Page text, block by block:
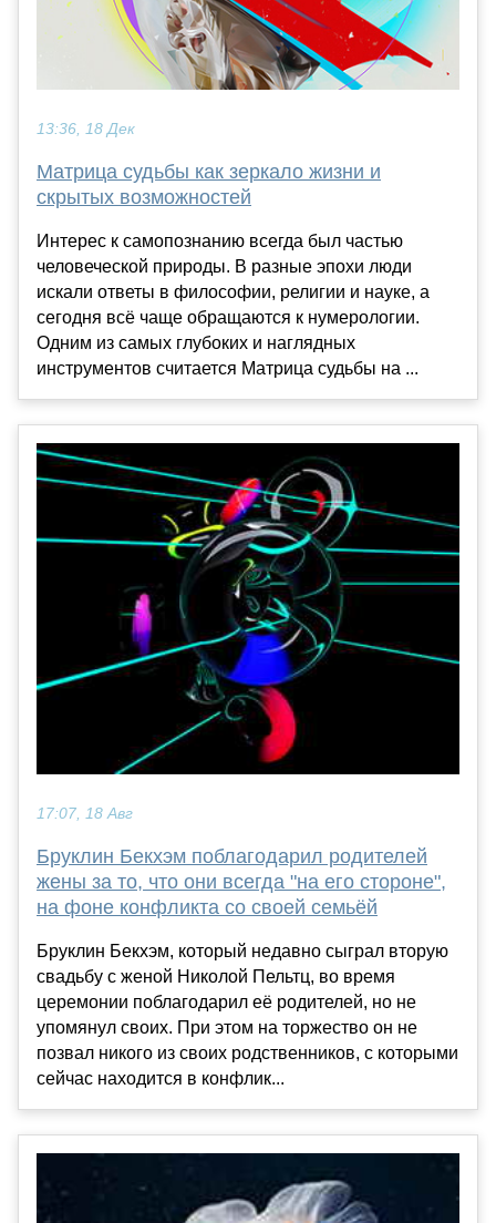
13:36, 18 Дек
Матрица судьбы как зеркало жизни и
скрытых возможностей
Интерес к самопознанию всегда был частью
человеческой природы. В разные эпохи люди
искали ответы в философии, религии и науке, а
сегодня всё чаще обращаются к нумерологии.
Одним из самых глубоких и наглядных
инструментов считается Матрица судьбы на ...
17:07, 18 Авг
Бруклин Бекхэм поблагодарил родителей
жены за то, что они всегда "на его стороне",
на фоне конфликта со своей семьёй
Бруклин Бекхэм, который недавно сыграл вторую
свадьбу с женой Николой Пельтц, во время
церемонии поблагодарил её родителей, но не
упомянул своих. При этом на торжество он не
позвал никого из своих родственников, с которыми
сейчас находится в конфлик...